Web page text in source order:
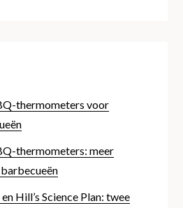
thermometers voor
thermometers: meer
Hill’s Science Plan: twee